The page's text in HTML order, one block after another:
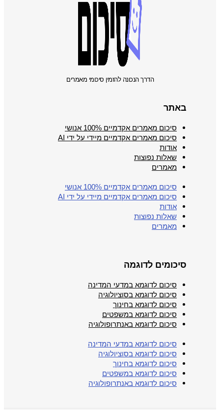
הדרך הנכונה להזמין סיכומי מאמרים
באתר
סיכום מאמרים אקדמיים 100% אנושי
סיכום מאמרים אקדמיים מיידי על ידי AI
אודות
שאלות נפוצות
מאמרים
סיכום מאמרים אקדמיים 100% אנושי
סיכום מאמרים אקדמיים מיידי על ידי AI
אודות
שאלות נפוצות
מאמרים
סיכומים לדוגמה
סיכום לדוגמא במדעי המדינה
סיכום לדוגמא בסוציולוגיה
סיכום לדוגמא בחינוך
סיכום לדוגמא במשפטים
סיכום לדוגמא באנתרופולוגיה
סיכום לדוגמא במדעי המדינה
סיכום לדוגמא בסוציולוגיה
סיכום לדוגמא בחינוך
סיכום לדוגמא במשפטים
סיכום לדוגמא באנתרופולוגיה